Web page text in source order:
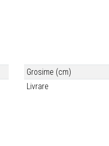
Grosime (cm)
Livrare